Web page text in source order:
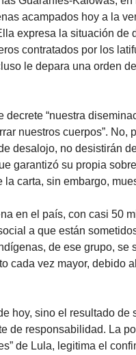
acampados hoy a la
expresa la situación de
contratados por los
le depara una orden
“nuestra
nuestros cuerpos”.
desalojo, no desistirán
garantizó su propia
carta, sin embargo,
en el país, con casi 50
a que están
de ese grupo, se
cada vez mayor, debido
hoy, sino el resultado
de responsabilidad. La
de Lula, legitima el